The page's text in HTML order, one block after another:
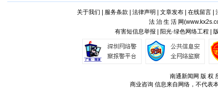
关于我们 服务条款 法律声明 文章发布| 在线留言|
法 治 生 活 网(
有害短信息举报 | 阳光·绿色网络工程 |
南通新闻网 版 权
商业咨询 信息来自网络，不代表